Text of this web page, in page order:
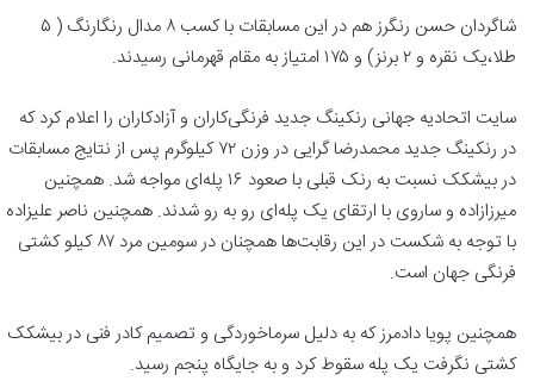
شاگردان حسن رنگرز هم در این مسابقات با کسب ۸ مدال رنگارنگ ( ۵
طلا،یک نقره و ۲ برنز) و ۱۷۵ امتیاز به مقام قهرمانی رسیدند.
سایت اتحادیه جهانی رنکینگ جدید فرنگی‌کاران و آزادکاران را اعلام کرد که
در رنکینگ جدید محمدرضا گرایی در وزن ۷۲ کیلوگرم پس از نتایج مسابقات
در بیشکک نسبت به رنک قبلی با صعود ۱۶ پله‌ای مواجه شد. همچنین
میرزازاده و ساروی با ارتقای یک پله‌ای رو به رو شدند. همچنین ناصر علیزاده
با توجه به شکست در این رقابت‌ها همچنان در سومین مرد ۸۷ کیلو کشتی
فرنگی جهان است.
همچنین پویا دادمرز که به دلیل سرماخوردگی و تصمیم کادر فنی در بیشکک
کشتی نگرفت یک پله سقوط کرد و به جایگاه پنجم رسید.